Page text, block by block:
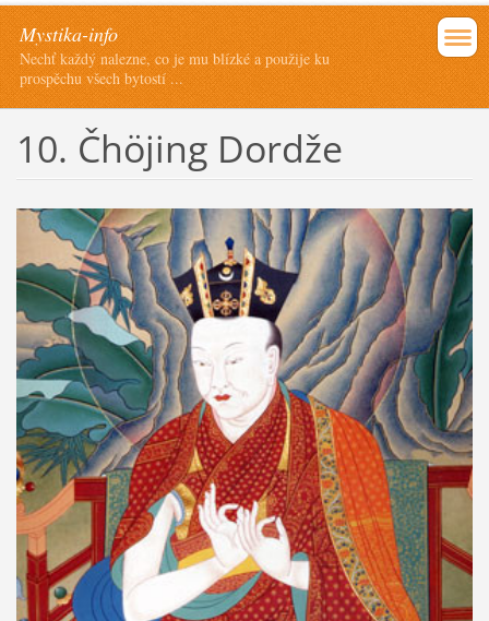
Mystika-info
Nechť každý nalezne, co je mu blízké a použije ku
prospěchu všech bytostí ...
10. Čhöjing Dordže